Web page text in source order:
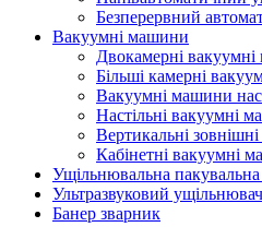
Безперервний
Вакуумні машини
Двокамерні
Більші камерні
Вакуумні машини
Настільні вакуумні
Вертикальні
Кабінетні вакуумні
Ущільнювальна
Ультразвуковий
Банер зварник